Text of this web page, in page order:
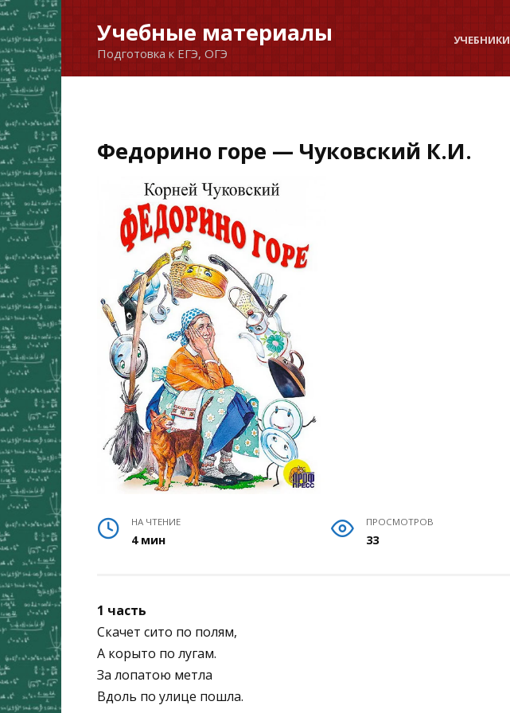
Перейти
к
содержанию
Учебные материалы
Подготовка к ЕГЭ, ОГЭ
УЧЕБНИКИ
Федорино горе — Чуковский К.И.
НА ЧТЕНИЕ
4 мин
ПРОСМОТРОВ
33
1 часть
Скачет сито по полям,
А корыто по лугам.
За лопатою метла
Вдоль по улице пошла.